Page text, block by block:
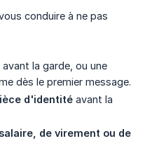
conduire à ne pas
avant la garde, ou une
dès le premier message.
d'identité avant la
de virement ou de